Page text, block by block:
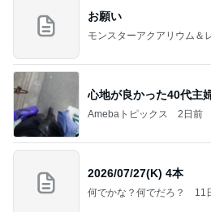
北斗晶 仕事終わりに鍋のままランチ
Amebaトピックス
記事を読む